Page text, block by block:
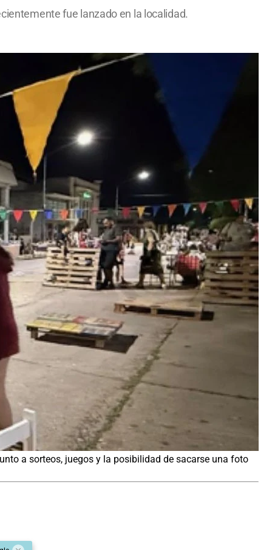
fue lanzado en la localidad.
a sorteos, juegos y la posibilidad de sacarse una foto